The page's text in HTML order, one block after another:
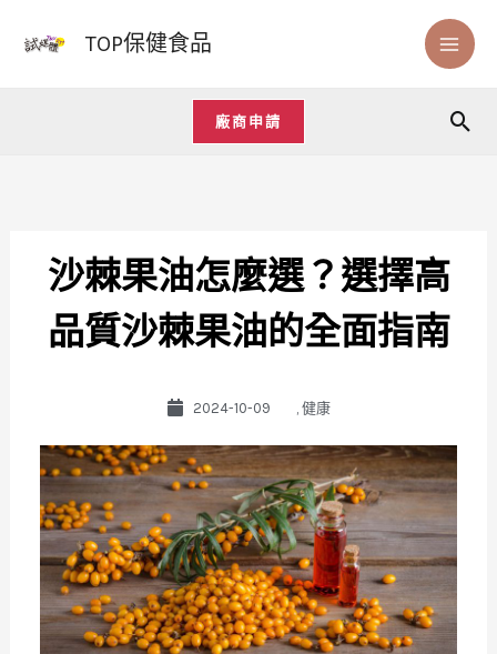
TOP保健食品
廠商申請
搜
沙棘果油怎麼選？選擇高
品質沙棘果油的全面指南
2024-10-09 健康